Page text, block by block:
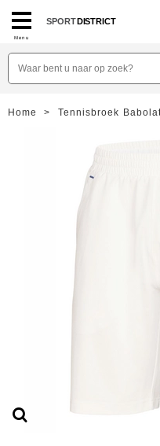
Menu
SPORTDISTRICT
Home > Tennisbroek